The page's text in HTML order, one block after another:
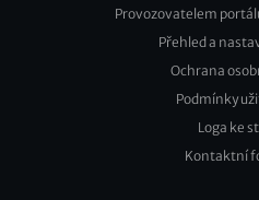
Footer
Provozovatelem
Přehled a
Ochrana
Podmínky
Loga ke
Kontaktní